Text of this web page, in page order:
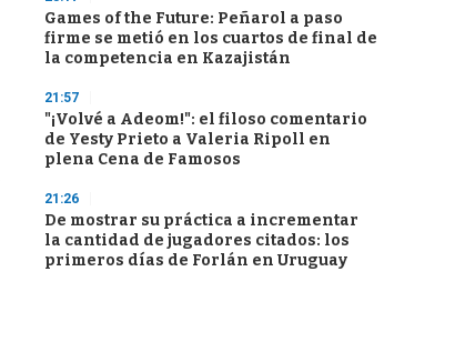
Games of the Future: Peñarol a paso
firme se metió en los cuartos de final de
la competencia en Kazajistán
21:57
"¡Volvé a Adeom!": el filoso comentario
de Yesty Prieto a Valeria Ripoll en
plena Cena de Famosos
21:26
De mostrar su práctica a incrementar
la cantidad de jugadores citados: los
primeros días de Forlán en Uruguay